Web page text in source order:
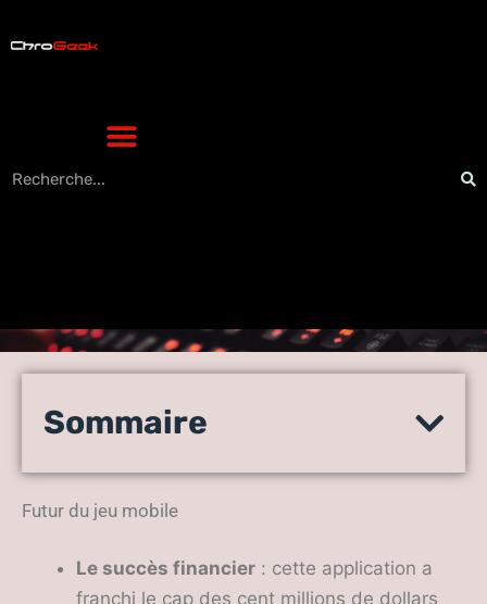
prochaine extension 2025 :
calendrier prévu
Sommaire
Futur du jeu mobile
Le succès financier : cette application a
franchi le cap des cent millions de dollars